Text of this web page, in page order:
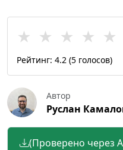
★ ★ ★ ★ ★
Рейтинг: 4.2 (5 голосов)
Автор
Руслан
(Проверено через